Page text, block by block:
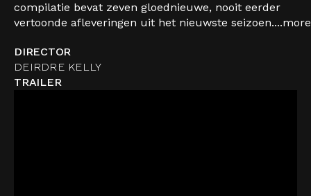
compilatie bevat zeven gloednieuwe, nooit eerder
vertoonde afleveringen uit het nieuwste seizoen....more
DIRECTOR
DEIRDRE KELLY
TRAILER